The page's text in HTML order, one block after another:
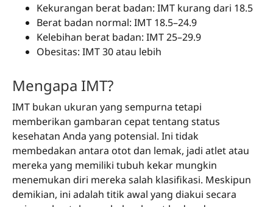
Kekurangan berat badan: IMT kurang dari 18.5
Berat badan normal: IMT 18.5–24.9
Kelebihan berat badan: IMT 25–29.9
Obesitas: IMT 30 atau lebih
Mengapa IMT?
IMT bukan ukuran yang sempurna tetapi
memberikan gambaran cepat tentang status
kesehatan Anda yang potensial. Ini tidak
membedakan antara otot dan lemak, jadi atlet atau
mereka yang memiliki tubuh kekar mungkin
menemukan diri mereka salah klasifikasi. Meskipun
demikian, ini adalah titik awal yang diakui secara